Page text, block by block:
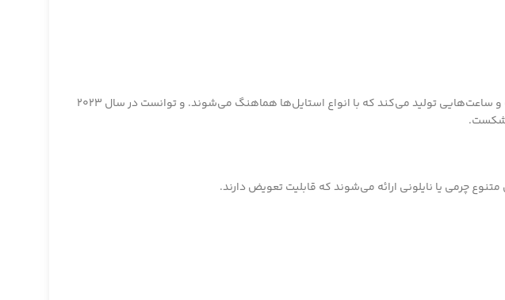
برند دنیل ولینگتون در سال 2011 در سوئد تأسیس شد. این برند به خاطر طراحی ساده و جذاب خود مشهور است و ساعت‌هایی تولید می‌کند که با انواع استایل‌ها هماهنگ می‌شوند. و توانست در سال 2023
چرمی یا نایلونی ارائه می‌شوند که قابلیت تعویض دارند.